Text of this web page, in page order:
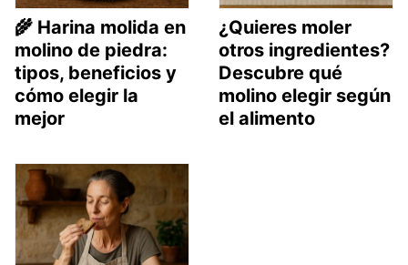
🌾 Harina molida en
molino de piedra:
tipos, beneficios y
cómo elegir la
mejor
¿Quieres moler
otros ingredientes?
Descubre qué
molino elegir según
el alimento